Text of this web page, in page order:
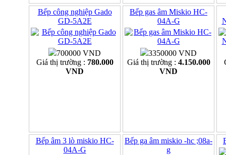
Bếp công nghiệp Gado
GD-5A2E
700000 VND
Giá thị trường : 780.000
VND
Bếp gas âm Miskio HC-
04A-G
3350000 VND
Giá thị trường : 4.150.000
VND
Bếp âm 3 lò miskio HC-
04A-G
Bếp ga âm miskio -hc ;08a-
g